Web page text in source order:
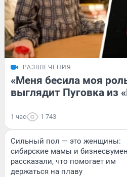
РАЗВЛЕЧЕНИЯ
«Меня бесила моя
выглядит Пуговка из
1 час 1 743
Сильный пол — это женщины:
сибирские мамы и бизнесвумен
рассказали, что помогает им
держаться на плаву